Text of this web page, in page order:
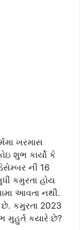
ખરમાસ
શુભ કાર્યો કે
ની 16
કમુરતા હોય
આવતા નથી.
છે. કમુરતા 2023
મુહુર્ત કયારે છે?